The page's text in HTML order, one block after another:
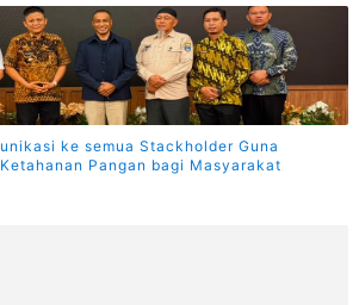
ke semua Stackholder Guna
Pangan bagi Masyarakat